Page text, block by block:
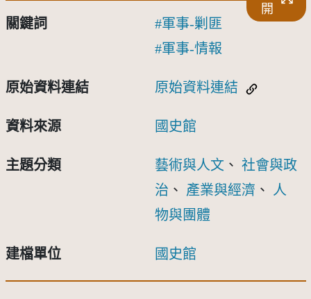
開
關鍵詞
軍事-剿匪
軍事-情報
原始資料連結 原始資料連結
資料來源 國史館
主題分類 藝術與人文 、 社會與政
治 、 產業與經濟 、
人
物與團體
建檔單位 國史館